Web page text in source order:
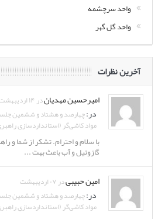
واحد سرچشمه
واحد گل گهر
آخرین نظرات
امیرحسین مهدیاندر ۱۴ اردیبهشت
در:چهارصد و هشتاد و ششمین
مواد کاشی‌گر (استانداردسازی
با سلام و احترام. تشکر از شما و
گازوئیل و آب باعث بهت ...
امین حبیبیدر ۰۷ اردیبهشت
در:چهارصد و هشتاد و ششمین
مواد کاشی‌گر (استانداردسازی